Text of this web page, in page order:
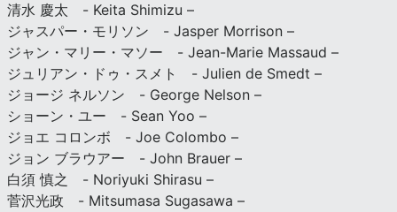
清水 慶太 - Keita Shimizu –
ジャスパー・モリソン - Jasper Morrison –
ジャン・マリー・マソー - Jean-Marie Massaud –
ジュリアン・ドゥ・スメト - Julien de Smedt –
ジョージ ネルソン - George Nelson –
ショーン・ユー - Sean Yoo –
ジョエ コロンボ - Joe Colombo –
ジョン ブラウアー - John Brauer –
白須 慎之 - Noriyuki Shirasu –
菅沢光政 - Mitsumasa Sugasawa –